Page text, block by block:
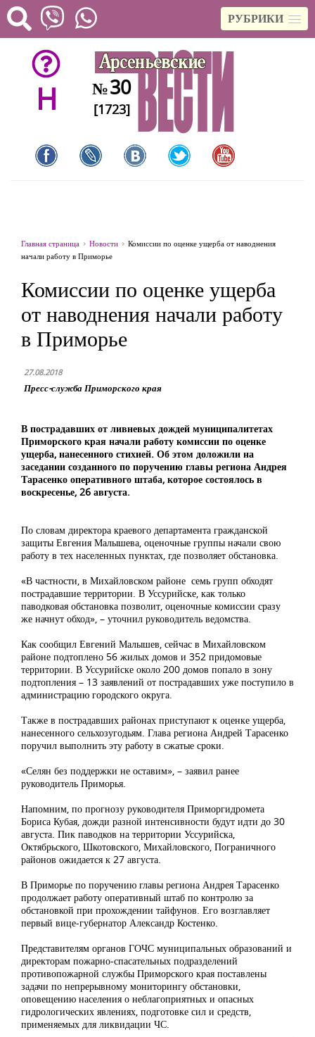
РУБРИКИ
H №30
[1723]
Главная страница Новости
Комиссии по оценке ущерба от наводнения
начали работу в Приморье
Комиссии по оценке ущерба
от наводнения начали работу
в Приморье
27.08.2018
Пресс-служба Приморского края
В пострадавших от ливневых дождей муниципалитетах
Приморского края начали работу комиссии по оценке
ущерба, нанесенного стихией. Об этом доложили на
заседании созданного по поручению главы региона Андрея
Тарасенко оперативного штаба, которое состоялось в
воскресенье, 26 августа.
По словам директора краевого департамента гражданской
защиты Евгения Малышева, оценочные группы начали свою
работу в тех населенных пунктах, где позволяет обстановка.
«В частности, в Михайловском районе семь групп обходят
пострадавшие территории. В Уссурийске, как только
паводковая обстановка позволит, оценочные комиссии сразу
же начнут обход», – уточнил руководитель ведомства.
Как сообщил Евгений Малышев, сейчас в Михайловском
районе подтоплено 56 жилых домов и 352 придомовые
территории. В Уссурийске около 200 домов попало в зону
подтопления – 13 заявлений от пострадавших уже поступило в
администрацию городского округа.
Также в пострадавших районах приступают к оценке ущерба,
нанесенного сельхозугодьям. Глава региона Андрей Тарасенко
поручил выполнить эту работу в сжатые сроки.
«Селян без поддержки не оставим», – заявил ранее
руководитель Приморья.
Напомним, по прогнозу руководителя Приморгидромета
Бориса Кубая, дожди разной интенсивности будут идти до 30
августа. Пик паводков на территории Уссурийска,
Октябрьского, Шкотовского, Михайловского, Пограничного
районов ожидается к 27 августа.
В Приморье по поручению главы региона Андрея Тарасенко
продолжает работу оперативный штаб по контролю за
обстановкой при прохождении тайфунов. Его возглавляет
первый вице-губернатор Александр Костенко.
Представителям органов ГОЧС муниципальных образований и
директорам пожарно-спасательных подразделений
противопожарной службы Приморского края поставлены
задачи по непрерывному мониторингу обстановки,
оповещению населения о неблагоприятных и опасных
гидрологических явлениях, подготовке сил и средств,
применяемых для ликвидации ЧС.